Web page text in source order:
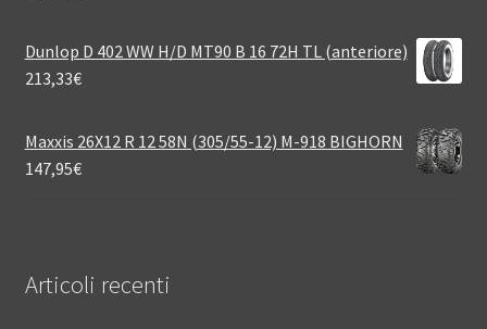
Dunlop D 402 WW H/D MT90 B 16 72H TL (anteriore)
213,33€
Maxxis 26X12 R 12 58N (305/55-12) M-918 BIGHORN
147,95€
Articoli recenti